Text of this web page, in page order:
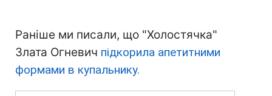
Раніше ми писали, що "Холостячка"
Злата Огневич підкорила апетитними
формами в купальнику.